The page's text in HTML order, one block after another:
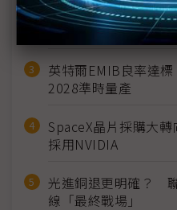
2027全年記憶體產
宣」只怕買不夠
英特爾EMIB良率達
2028準時量產
SpaceX晶片採購大
採用NVIDIA
光進銅退更明確？
線「最終戰場」